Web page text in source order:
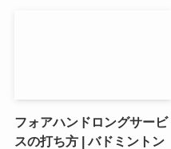
フォアハンドロングサービ
スの打ち方 | バドミントン